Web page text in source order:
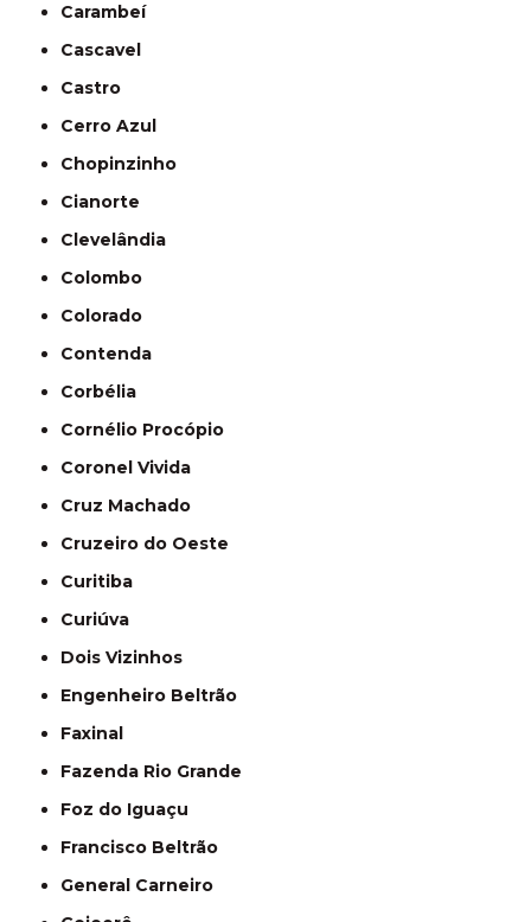
Carambeí
Cascavel
Castro
Cerro Azul
Chopinzinho
Cianorte
Clevelândia
Colombo
Colorado
Contenda
Corbélia
Cornélio Procópio
Coronel Vivida
Cruz Machado
Cruzeiro do Oeste
Curitiba
Curiúva
Dois Vizinhos
Engenheiro Beltrão
Faxinal
Fazenda Rio Grande
Foz do Iguaçu
Francisco Beltrão
General Carneiro